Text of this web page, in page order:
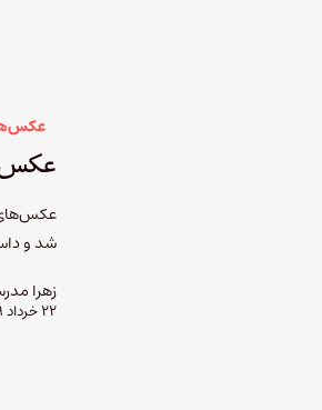
عکس‌های
شد و داستانش
زهرا
۲۲ خرداد ۱۳۹۹